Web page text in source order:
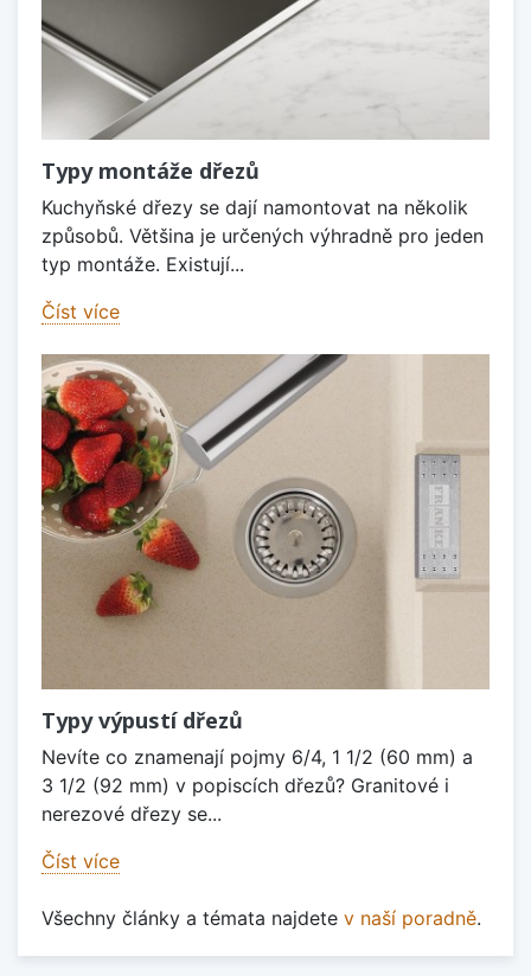
Typy montáže dřezů
Kuchyňské dřezy se dají namontovat na několik
způsobů. Většina je určených výhradně pro jeden
typ montáže. Existují...
Číst více
Typy výpustí dřezů
Nevíte co znamenají pojmy 6/4, 1 1/2 (60 mm) a
3 1/2 (92 mm) v popiscích dřezů? Granitové i
nerezové dřezy se...
Číst více
Všechny články a témata najdete v naší poradně.